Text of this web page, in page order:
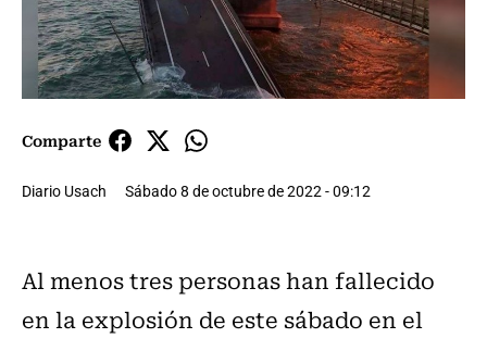
Comparte
Diario Usach Sábado 8 de octubre de 2022 - 09:12
Al menos tres personas han fallecido
en la explosión de este sábado en el